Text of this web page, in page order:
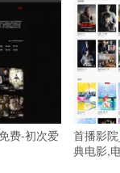
费-初次爱
首播影
典电影,